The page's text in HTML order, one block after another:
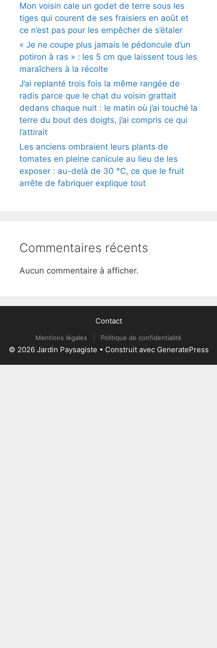
Mon voisin cale un godet de terre sous les
tiges qui courent de ses fraisiers en août et
ce n’est pas pour les empêcher de s’étaler
« Je ne coupe plus jamais le pédoncule d’un
potiron à ras » : les 5 cm que laissent tous les
maraîchers à la récolte
J’ai replanté trois fois la même rangée de
radis parce que le chat du voisin grattait
dedans chaque nuit : le matin où j’ai touché la
terre du bout des doigts, j’ai compris ce qui
l’attirait
Les anciens ombraient leurs plants de
tomates en pleine canicule au lieu de les
exposer : au-delà de 30 °C, ce que le fruit
arrête de fabriquer explique tout
Commentaires récents
Aucun commentaire à afficher.
Contact
Mentions légales Politique de confidentialité
© 2026 Jardin Paysagiste • Construit avec GeneratePress